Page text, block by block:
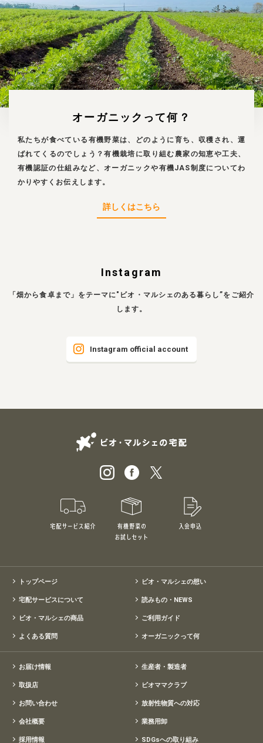
オーガニックって何？
私たちが食べている有機野菜は、どのように育ち、収穫され、運
ばれてくるのでしょう？有機栽培に取り組む農家の知恵や工夫、
有機認証の仕組みなど、オーガニックや有機JAS制度についてわ
かりやすくお伝えします。
詳しくはこちら
Instagram
「畑から食卓まで」をテーマに"ビオ・マルシェのある暮らし”をご紹介
します。
Instagram official account
宅配サービス紹介 有機野菜のお試しセット
トップページ ビオ・マルシェの想い
宅配サービスについて 読みもの・NEWS
ビオ・マルシェの商品 ご利用ガイド
よくある質問 オーガニックって何
お届け情報 生産者・製造者
取扱店 ビオママクラブ
お問い合わせ 放射性物質への対応
会社概要 業務用卸
採用情報 SDGsへの取り組み